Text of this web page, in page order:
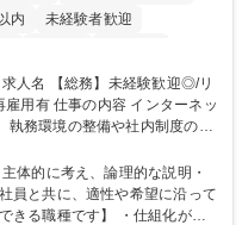
内
未経験者歓迎
内 土日祝休み 服装自由
ターネッ
執務環境の整備や社内制度の検
、間接的に会社の生産性向上
ンテナンスや維持管理に加え、
会社全体を巻き込み課題解決
体的に考え、論理的な説明・
員と共に、適性や希望に沿って